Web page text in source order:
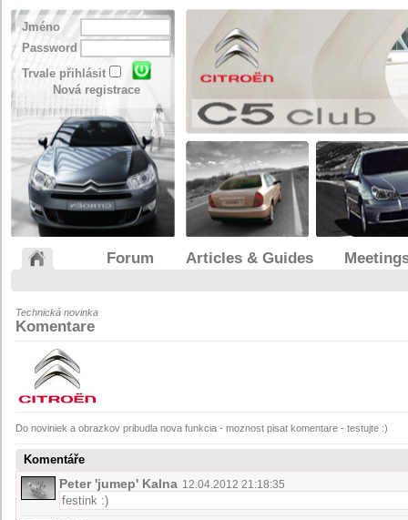
Jméno
Password
Trvale přihlásit
Nová registrace
Forum Articles & Guides
Technická novinka
Komentare
Do noviniek a obrazkov pribudla nova funkcia - moznost pisat komentare - testujte :)
Komentáře
Peter 'jumep' Kalna 12.04.2012 21:18:35
festink :)